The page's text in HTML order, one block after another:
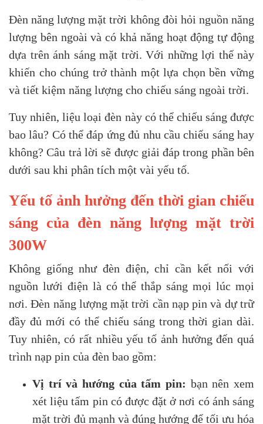
Đèn năng lượng mặt trời không đòi hỏi nguồn năng
lượng bên ngoài và có khả năng hoạt động tự động
dựa trên ánh sáng mặt trời. Với những lợi thế này
khiến cho chúng trở thành một lựa chọn bền vững
và tiết kiệm năng lượng cho chiếu sáng ngoài trời.
Tuy nhiên, liệu loại đèn này có thể chiếu sáng được
bao lâu? Có thể đáp ứng đủ nhu cầu chiếu sáng hay
không? Câu trả lời sẽ được giải đáp trong phần bên
dưới sau khi phân tích một vài yếu tố.
Yếu tố ảnh hưởng đến thời gian chiếu
sáng của đèn năng lượng mặt trời
300W
Không giống như đèn điện, chỉ cần kết nối với
nguồn lưới điện là có thể thắp sáng mọi lúc mọi
nơi. Đèn năng lượng mặt trời cần nạp pin và dự trữ
đầy đủ mới có thể chiếu sáng trong thời gian dài.
Tuy nhiên, có rất nhiều yếu tố ảnh hưởng đến quá
trình nạp pin của đèn bao gồm:
Vị trí và hướng của tấm pin: bạn nên xem
xét liệu tấm pin có được đặt ở nơi có ánh sáng
mặt trời đủ mạnh và đúng hướng để tối ưu hóa